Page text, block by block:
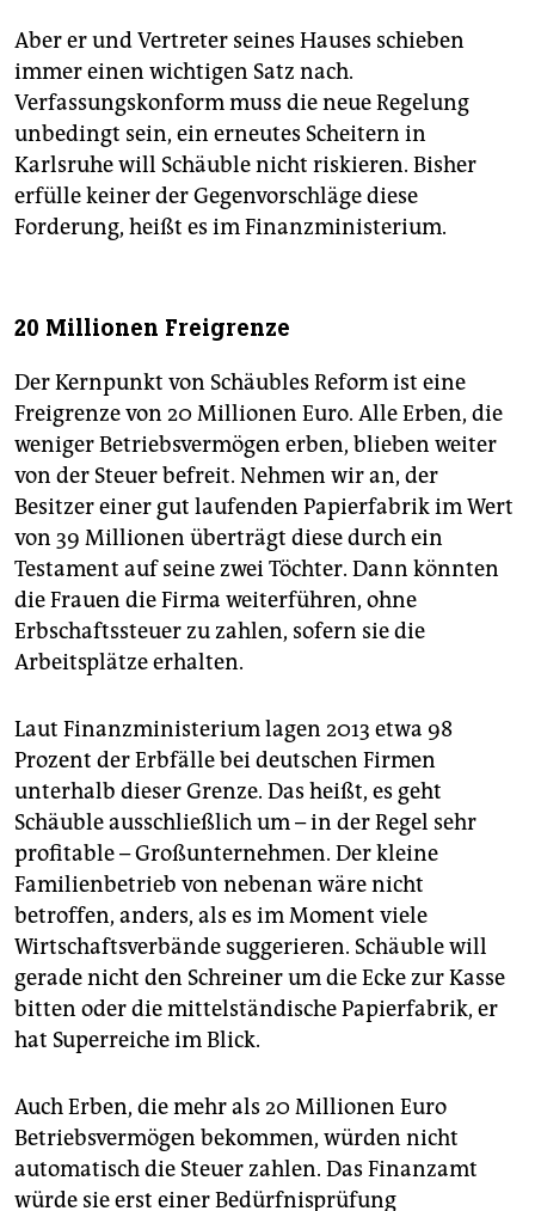
Aber er und Vertreter seines Hauses schieben
immer einen wichtigen Satz nach.
Verfassungskonform muss die neue Regelung
unbedingt sein, ein erneutes Scheitern in
Karlsruhe will Schäuble nicht riskieren. Bisher
erfülle keiner der Gegenvorschläge diese
Forderung, heißt es im Finanzministerium.
20 Millionen Freigrenze
Der Kernpunkt von Schäubles Reform ist eine
Freigrenze von 20 Millionen Euro. Alle Erben, die
weniger Betriebsvermögen erben, blieben weiter
von der Steuer befreit. Nehmen wir an, der
Besitzer einer gut laufenden Papierfabrik im Wert
von 39 Millionen überträgt diese durch ein
Testament auf seine zwei Töchter. Dann könnten
die Frauen die Firma weiterführen, ohne
Erbschaftssteuer zu zahlen, sofern sie die
Arbeitsplätze erhalten.
Laut Finanzministerium lagen 2013 etwa 98
Prozent der Erbfälle bei deutschen Firmen
unterhalb dieser Grenze. Das heißt, es geht
Schäuble ausschließlich um – in der Regel sehr
profitable – Großunternehmen. Der kleine
Familienbetrieb von nebenan wäre nicht
betroffen, anders, als es im Moment viele
Wirtschaftsverbände suggerieren. Schäuble will
gerade nicht den Schreiner um die Ecke zur Kasse
bitten oder die mittelständische Papierfabrik, er
hat Superreiche im Blick.
Auch Erben, die mehr als 20 Millionen Euro
Betriebsvermögen bekommen, würden nicht
automatisch die Steuer zahlen. Das Finanzamt
würde sie erst einer Bedürfnisprüfung